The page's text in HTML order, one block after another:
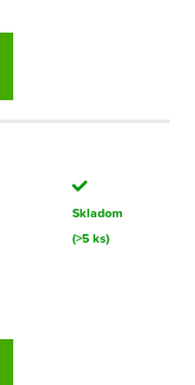
Skladom
(>5 ks)